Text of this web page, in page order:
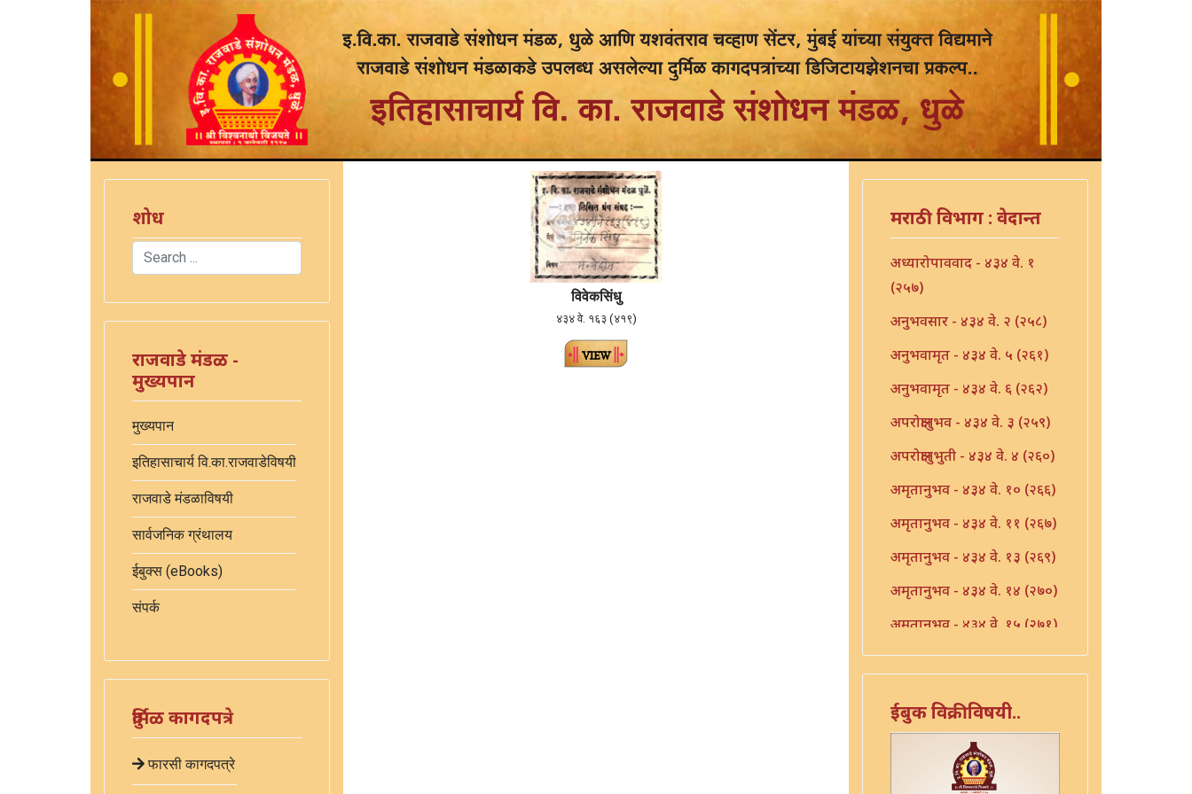
शोध
Search
राजवाडे मंडळ -
मुख्यपान
मुख्यपान
इतिहासाचार्य वि.का.राजवाडेविषयी
राजवाडे मंडळाविषयी
सार्वजनिक ग्रंथालय
ईबुक्स (eBooks)
संपर्क
दुर्मिळ कागदपत्रे
फारसी कागदपत्रे
विवेकसिंधु
४३४ वे. १६३ (४१९)
मराठी विभाग : वेदान्त
अध्यारोपाववाद - ४३४ वे. १
(२५७)
अनुभवसार - ४३४ वे. २ (२५८)
अनुभवामृत - ४३४ वे. ५ (२६१)
अनुभवामृत - ४३४ वे. ६ (२६२)
अपरोक्षानुभव - ४३४ वे. ३ (२५९)
अपरोक्षानुभुती - ४३४ वे. ४ (२६०)
अमृतानुभव - ४३४ वे. १० (२६६)
अमृतानुभव - ४३४ वे. ११ (२६७)
अमृतानुभव - ४३४ वे. १३ (२६९)
अमृतानुभव - ४३४ वे. १४ (२७०)
अमृतानुभव - ४३४ वे. १५ (२७१)
अमृतानुभव - ४३४ वे. १६ (२७२)
अमृतानुभव - ४३४ वे. ८ (२६४)
अमृतानुभव - ४३४ वे. ९ (२६५)
ईबुक विक्रीविषयी..